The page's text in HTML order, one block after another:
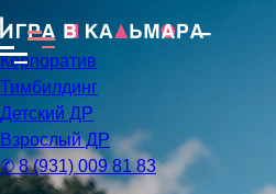
Корпоратив
Тимбилдинг
Детский ДР
Взрослый ДР
✆ 8 (931) 009 81 83